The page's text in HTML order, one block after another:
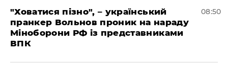
"Ховатися пізно", – український
пранкер Вольнов проник на нараду
Міноборони РФ із представниками
ВПК
08:50